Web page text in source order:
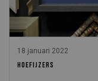
18 januari 2022
HOEFIJZERS